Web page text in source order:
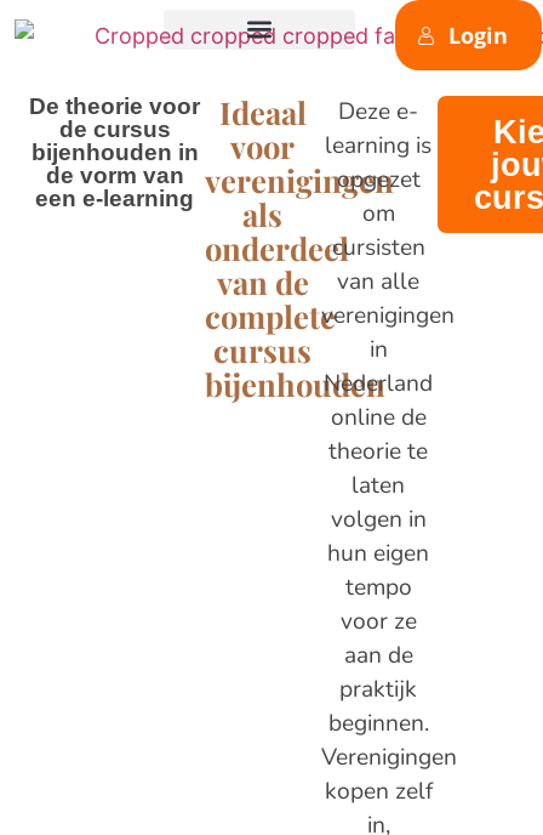
de
Login
De theorie voor
de cursus
bijenhouden in
de vorm van
een e-learning
Ideaal
voor
verenigingen
als
onderdeel
van de
complete
cursus
bijenhouden
Deze e-
learning is
opgezet
om
cursisten
van alle
verenigingen
in
Nederland
online de
theorie te
laten
volgen in
hun eigen
tempo
voor ze
aan de
praktijk
beginnen.
Verenigingen
kopen zelf
in,